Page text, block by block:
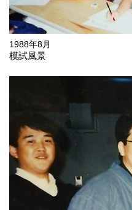
1988年8月
模試風景